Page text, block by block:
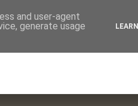
RISTORANTE COOPERATIVO, ZURIGO
and user-agent
generate usage